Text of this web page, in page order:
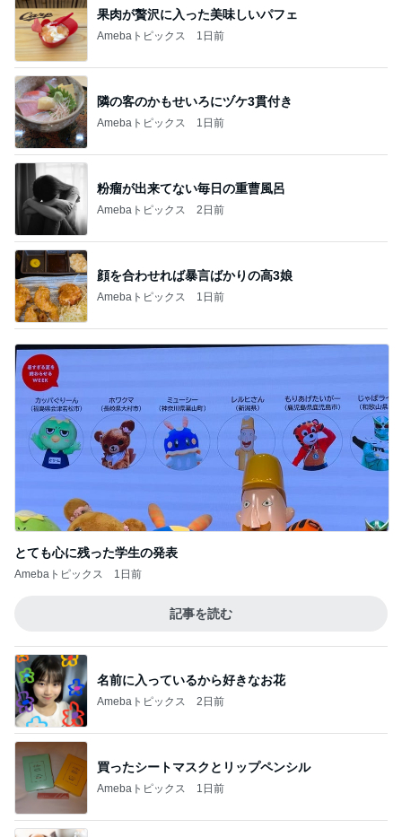
果肉が贅沢に入った美味しいパフェ
Amebaトピックス 1日前
隣の客のかもせいろにヅケ3貫付き
Amebaトピックス 1日前
粉瘤が出来てない毎日の重曹風呂
Amebaトピックス 2日前
顔を合わせれば暴言ばかりの高3娘
Amebaトピックス 1日前
とても心に残った学生の発表
Amebaトピックス 1日前
記事を読む
名前に入っているから好きなお花
Amebaトピックス 2日前
買ったシートマスクとリップペンシル
Amebaトピックス 1日前